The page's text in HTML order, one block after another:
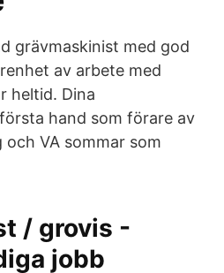
grävmaskinist med god
av arbete med
heltid. Dina
hand som förare av
VA sommar som
/ grovis -
jobb